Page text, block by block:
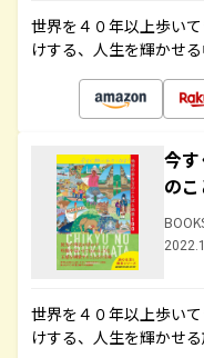
世界を４０年以上歩い
けする、人生を輝かせ
今
の
世界を４０年以上歩い
けする、人生を輝かせ